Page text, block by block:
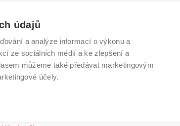
UČENÍ TECHNICKÉ V BRNĚ
548/1
00 Brno
www.vut.cz
údajů
a analýze informací o výkonu a
ze sociálních médií a ke zlepšení a
můžeme také předávat marketingovým
účely.